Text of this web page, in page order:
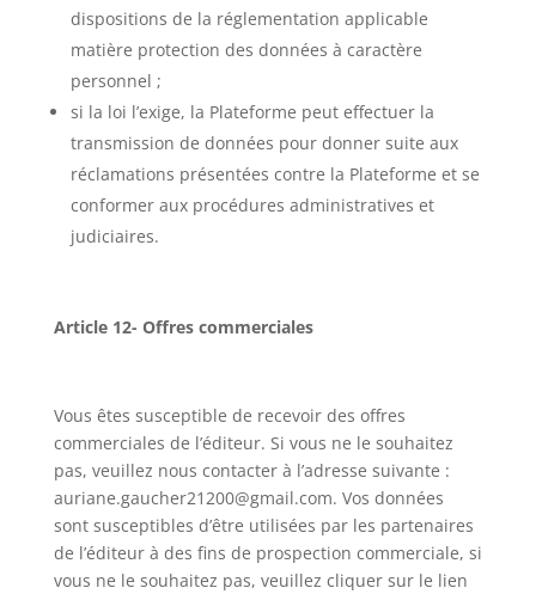
dispositions de la réglementation applicable
matière protection des données à caractère
personnel ;
si la loi l’exige, la Plateforme peut effectuer la
transmission de données pour donner suite aux
réclamations présentées contre la Plateforme et se
conformer aux procédures administratives et
judiciaires.
Article 12- Offres commerciales
Vous êtes susceptible de recevoir des offres
commerciales de l’éditeur. Si vous ne le souhaitez
pas, veuillez nous contacter à l’adresse suivante :
auriane.gaucher21200@gmail.com. Vos données
sont susceptibles d’être utilisées par les partenaires
de l’éditeur à des fins de prospection commerciale, si
vous ne le souhaitez pas, veuillez cliquer sur le lien